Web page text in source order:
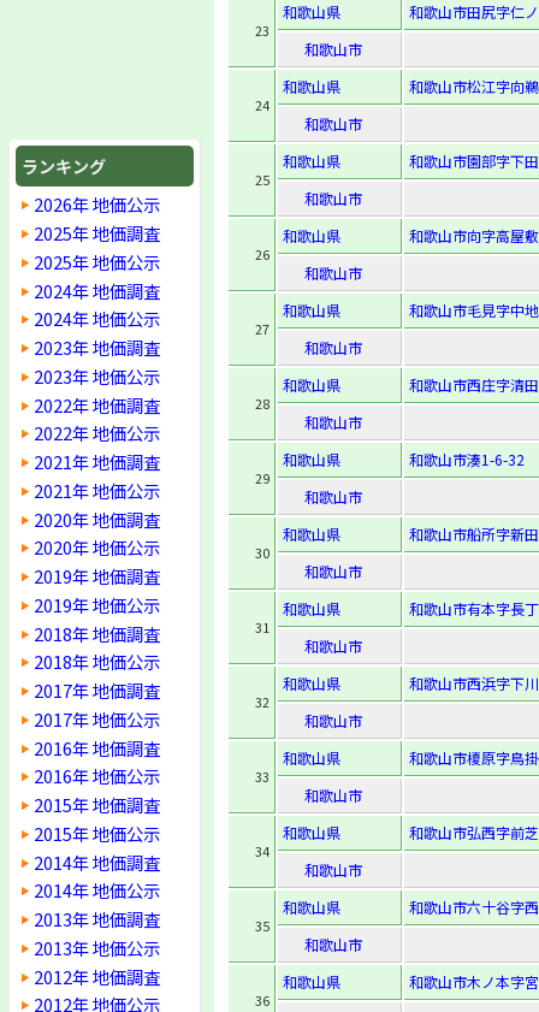
ランキング
2026年 地価公示
2025年 地価調査
2025年 地価公示
2024年 地価調査
2024年 地価公示
2023年 地価調査
2023年 地価公示
2022年 地価調査
2022年 地価公示
2021年 地価調査
2021年 地価公示
2020年 地価調査
2020年 地価公示
2019年 地価調査
2019年 地価公示
2018年 地価調査
2018年 地価公示
2017年 地価調査
2017年 地価公示
2016年 地価調査
2016年 地価公示
2015年 地価調査
2015年 地価公示
2014年 地価調査
2014年 地価公示
2013年 地価調査
2013年 地価公示
2012年 地価調査
2012年 地価公示
23
和歌山県
和歌山市田尻字仁
和歌山市
24
和歌山県
和歌山市松江字向
和歌山市
25
和歌山県
和歌山市園部字下
和歌山市
26
和歌山県
和歌山市向字高屋
和歌山市
27
和歌山県
和歌山市毛見字中
和歌山市
28
和歌山県
和歌山市西庄字清
和歌山市
29
和歌山県
和歌山市湊1-6-32
和歌山市
30
和歌山県
和歌山市船所字新
和歌山市
31
和歌山県
和歌山市有本字長
和歌山市
32
和歌山県
和歌山市西浜字下
和歌山市
33
和歌山県
和歌山市榎原字鳥
和歌山市
34
和歌山県
和歌山市弘西字前
和歌山市
35
和歌山県
和歌山市六十谷字
和歌山市
36
和歌山県
和歌山市木ノ本字